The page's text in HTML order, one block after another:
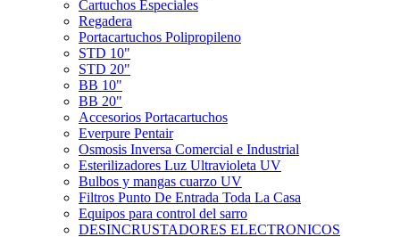
Cartuchos Especiales
Regadera
Portacartuchos Polipropileno
STD 10"
STD 20"
BB 10"
BB 20"
Accesorios Portacartuchos
Everpure Pentair
Osmosis Inversa Comercial e Industrial
Esterilizadores Luz Ultravioleta UV
Bulbos y mangas cuarzo UV
Filtros Punto De Entrada Toda La Casa
Equipos para control del sarro
DESINCRUSTADORES ELECTRONICOS